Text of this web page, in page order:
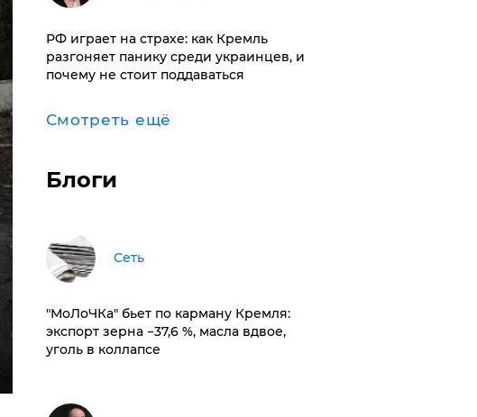
РФ играет на страхе: как Кремль
разгоняет панику среди украинцев, и
почему не стоит поддаваться
Смотреть ещё
Блоги
Сеть
​"МоЛоЧКа" бьет по карману Кремля:
экспорт зерна −37,6 %, масла вдвое,
уголь в коллапсе